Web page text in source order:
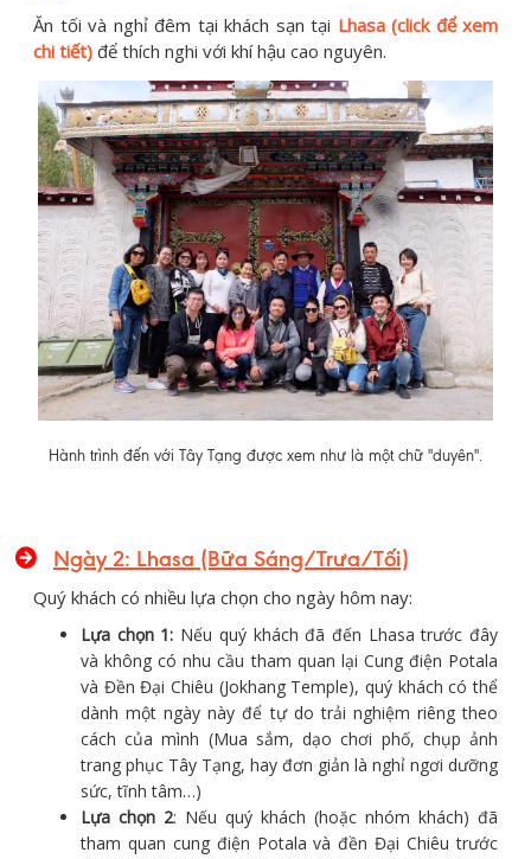
Ăn tối và nghỉ đêm tại khách sạn tại Lhasa (click để xem
chi tiết) để thích nghi với khí hậu cao nguyên.
Hành trình đến với Tây Tạng được xem như là một chữ "duyên".
Ngày 2: Lhasa (Bữa Sáng/Trưa/Tối)
Quý khách có nhiều lựa chọn cho ngày hôm nay:
Lựa chọn 1: Nếu quý khách đã đến Lhasa trước đây
và không có nhu cầu tham quan lại Cung điện Potala
và Đền Đại Chiêu (Jokhang Temple), quý khách có thể
dành một ngày này để tự do trải nghiệm riêng theo
cách của mình (Mua sắm, dạo chơi phố, chụp ảnh
trang phục Tây Tạng, hay đơn giản là nghỉ ngơi dưỡng
sức, tĩnh tâm…)
Lựa chọn 2: Nếu quý khách (hoặc nhóm khách) đã
tham quan cung điện Potala và đền Đại Chiêu trước